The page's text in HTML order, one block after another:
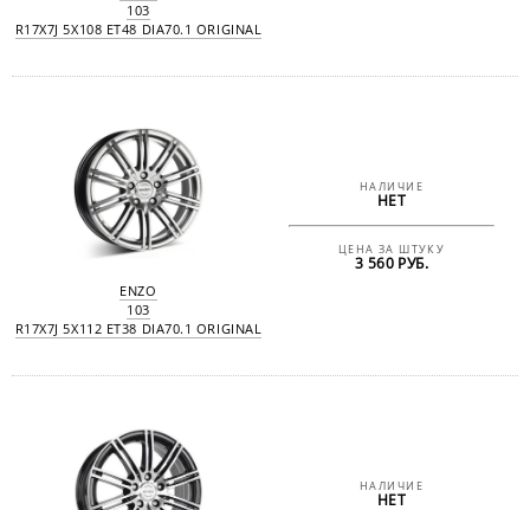
103
R17X7J 5X108 ET48 DIA70.1 ORIGINAL
ENZO
103
R17X7J 5X112 ET38 DIA70.1 ORIGINAL
НАЛИЧИЕ
НЕТ
ЦЕНА ЗА ШТУКУ
3 560 РУБ.
НАЛИЧИЕ
НЕТ